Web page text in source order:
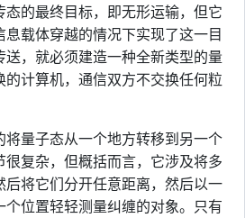
的最终目标，即无形运输，但它
载体穿越的情况下实现了这一目
，就必须建造一种全新类型的量
计算机，通信双方不交换任何粒
将量子态从一个地方转移到另一个
复杂，但概括而言，它涉及将多
将它们分开任意距离，然后以一
位置轻轻测量纠缠的对象。只有